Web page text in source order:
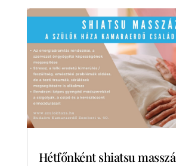
Hétfőnként shiatsu